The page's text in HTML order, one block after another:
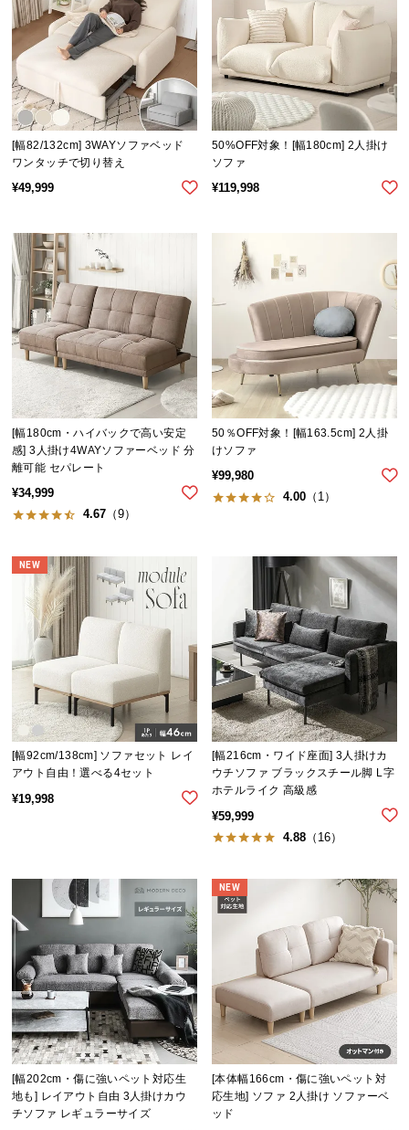
型
商
品
配
送
に
つ
て
開
梱
設
置
サ
ー
ビ
に
つ
い
て
搬
経
路
に
つ
い
て
返
品・
キ
ャ
セ
て
保
証
に
つ
い
て
会
[幅82/132cm] 3WAYソファベッド
ワンタッチで切り替え
¥49,999
50%OFF対象！[幅180cm] 2人掛け
ソファ
¥119,998
[幅180cm・ハイバックで高い安定
感] 3人掛け4WAYソファーベッド 分
離可能 セパレート
¥34,999
4.67 （9）
50％OFF対象！[幅163.5cm] 2人掛
けソファ
¥99,980
4.00 （1）
[幅92cm/138cm] ソファセット レイ
アウト自由！選べる4セット
¥19,998
NEW
[幅216cm・ワイド座面] 3人掛けカ
ウチソファ ブラックスチール脚 L字
ホテルライク 高級感
¥59,999
4.88 （16）
[幅202cm・傷に強いペット対応生
地も] レイアウト自由 3人掛けカウ
チソファ レギュラーサイズ
[本体幅166cm・傷に強いペット対
応生地] ソファ 2人掛け ソファーベ
ッド
NEW